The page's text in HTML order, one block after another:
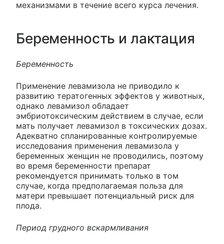
механизмами в течение всего курса лечения.
Беременность и лактация
Беременность
Применение левамизола не приводило к
развитию тератогенных эффектов у животных,
однако левамизол обладает
эмбриотоксическим действием в случае, если
мать получает левамизол в токсических дозах.
Адекватно спланированные контролируемые
исследования применения левамизола у
беременных женщин не проводились, поэтому
во время беременности препарат
рекомендуется принимать только в том
случае, когда предполагаемая польза для
матери превышает потенциальный риск для
плода.
Период грудного вскармливания